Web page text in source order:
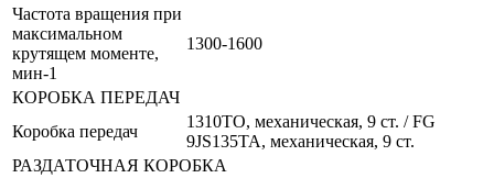
Частота вращения при
максимальном
крутящем моменте,
мин-1
1300-1600
КОРОБКА ПЕРЕДАЧ
Коробка передач
1310TO, механическая, 9 ст. / FG
9JS135TA, механическая, 9 ст.
РАЗДАТОЧНАЯ КОРОБКА